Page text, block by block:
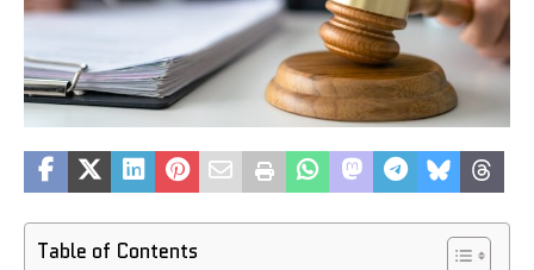
Table of Contents